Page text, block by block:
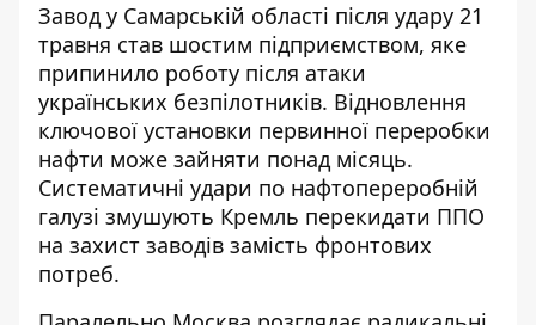
Завод у Самарській області після удару 21
травня став шостим підприємством, яке
припинило роботу після атаки
українських безпілотників. Відновлення
ключової установки первинної переробки
нафти може зайняти понад місяць.
Систематичні удари по нафтопереробній
галузі змушують Кремль перекидати ППО
на захист заводів замість фронтових
потреб.